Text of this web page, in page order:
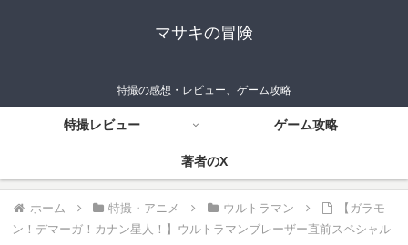
マサキの冒険
特撮の感想・レビュー、ゲーム攻略
特撮レビュー ゲーム攻略
著者のX
ホーム 特撮・アニメ ウルトラマン
【ガラモ
ン！デマーガ！カナン星人！】ウルトラマンブレーザー直前スペシャル